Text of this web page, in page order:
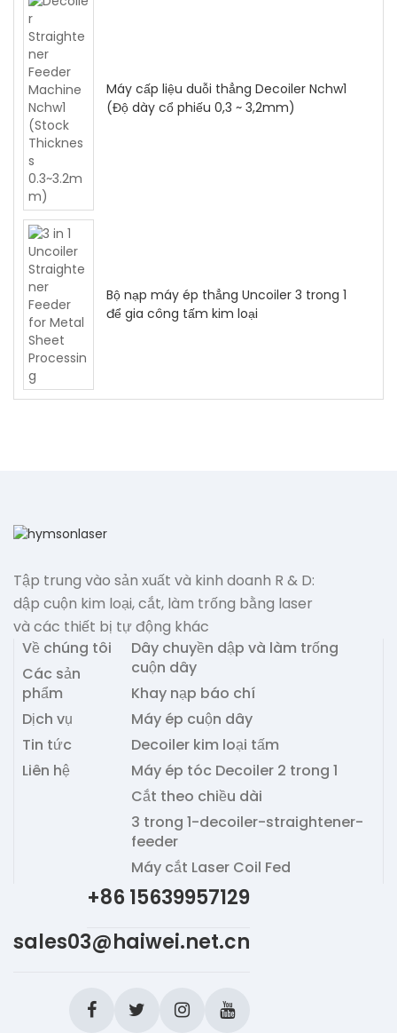
Máy cấp liệu duỗi thẳng Decoiler Nchw1
(Độ dày cổ phiếu 0,3 ~ 3,2mm)
Bộ nạp máy ép thẳng Uncoiler 3 trong 1
để gia công tấm kim loại
Tập trung vào sản xuất và kinh doanh R & D:
dập cuộn kim loại, cắt, làm trống bằng laser
và các thiết bị tự động khác
Về chúng tôi
Các sản
phẩm
Dịch vụ
Tin tức
Liên hệ
Dây chuyền dập và làm trống
cuộn dây
Khay nạp báo chí
Máy ép cuộn dây
Decoiler kim loại tấm
Máy ép tóc Decoiler 2 trong 1
Cắt theo chiều dài
3 trong 1-decoiler-straightener-
feeder
Máy cắt Laser Coil Fed
+86 15639957129
sales03@haiwei.net.cn